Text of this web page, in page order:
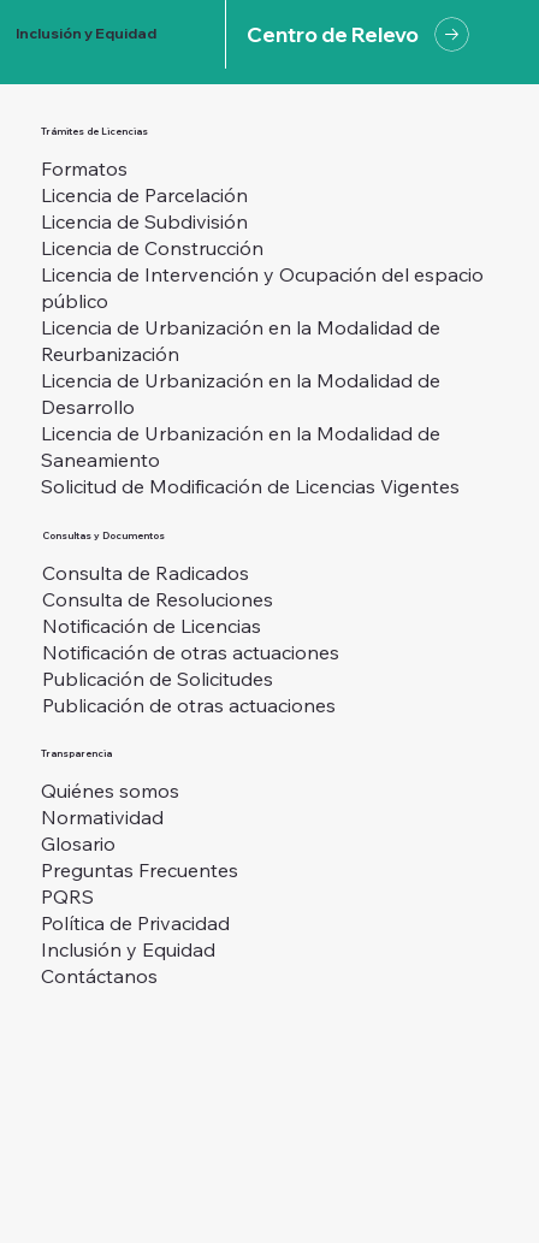
Inclusión y Equidad Centro de Relevo
Trámites de Licencias
Formatos
Licencia de Parcelación
Licencia de Subdivisión
Licencia de Construcción
Licencia de Intervención y Ocupación del espacio
público
Licencia de Urbanización en la Modalidad de
Reurbanización
Licencia de Urbanización en la Modalidad de
Desarrollo
Licencia de Urbanización en la Modalidad de
Saneamiento
Solicitud de Modificación de Licencias Vigentes
Consultas y Documentos
Consulta de Radicados
Consulta de Resoluciones
Notificación de Licencias
Notificación de otras actuaciones
Publicación de Solicitudes
Publicación de otras actuaciones
Transparencia
Quiénes somos
Normatividad
Glosario
Preguntas Frecuentes
PQRS
Política de Privacidad
Inclusión y Equidad
Contáctanos